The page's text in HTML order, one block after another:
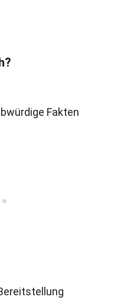
Fakten